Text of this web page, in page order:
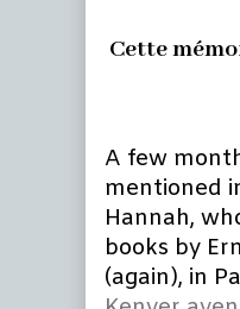
Cette
A few
mentioned
Hannah,
books by
(again), in